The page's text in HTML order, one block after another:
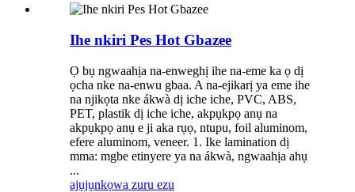
Ihe nkiri Pes Hot Gbazee
Ọ bụ ngwaahịa na-enweghị ihe na-eme ka ọ dị
ọcha nke na-enwu gbaa. A na-ejikarị ya eme ihe
na njikọta nke ákwà dị iche iche, PVC, ABS,
PET, plastik dị iche iche, akpụkpọ anụ na
akpụkpọ anụ e ji aka rụọ, ntupu, foil aluminom,
efere aluminom, veneer. 1. Ike lamination dị
mma: mgbe etinyere ya na ákwà, ngwaahịa ahụ
...
ajụjụnkọwa zuru ezu